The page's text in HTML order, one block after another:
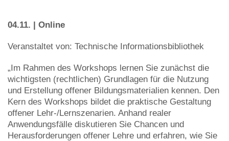
04.11. | Online
Veranstaltet von: Technische Informationsbibliothek
„Im Rahmen des Workshops lernen Sie zunächst die
wichtigsten (rechtlichen) Grundlagen für die Nutzung
und Erstellung offener Bildungsmaterialien kennen. Den
Kern des Workshops bildet die praktische Gestaltung
offener Lehr-/Lernszenarien. Anhand realer
Anwendungsfälle diskutieren Sie Chancen und
Herausforderungen offener Lehre und erfahren, wie Sie